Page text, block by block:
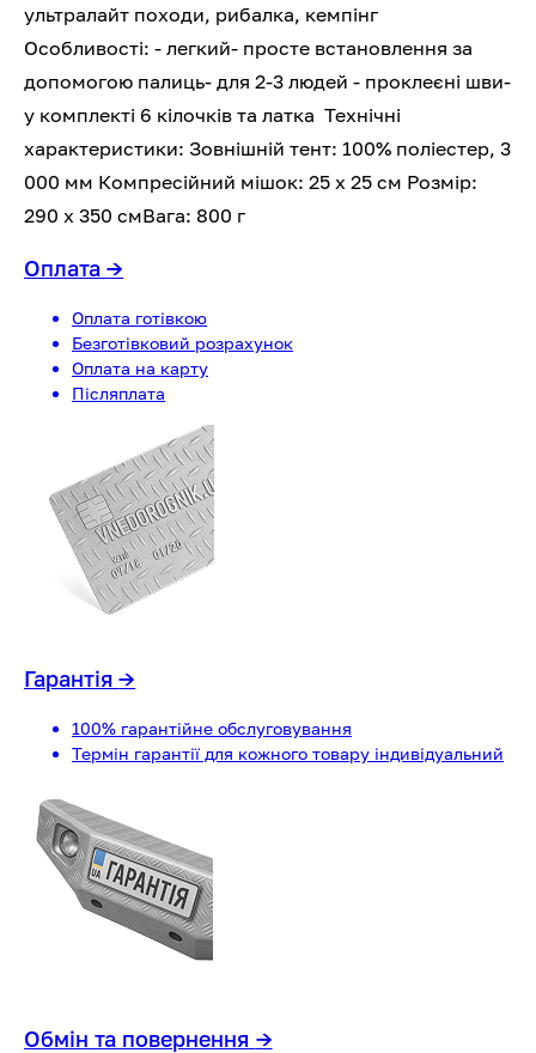
ультралайт походи, рибалка, кемпінг
Особливості: - легкий- просте встановлення за
допомогою палиць- для 2-3 людей - проклеєні шви-
у комплекті 6 кілочків та латка Технічні
характеристики: Зовнішній тент: 100% поліестер, 3
000 мм Компресійний мішок: 25 x 25 см Розмір:
290 х 350 смВага: 800 г
Оплата→
Оплата готівкою
Безготівковий розрахунок
Оплата на карту
Післяплата
Гарантія→
100% гарантійне обслуговування
Термін гарантії для кожного товару індивідуальний
Обмін та повернення →